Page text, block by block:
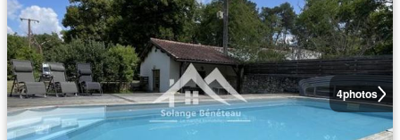
4photos